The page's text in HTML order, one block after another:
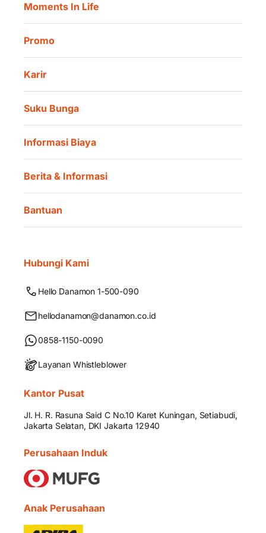
Danamon QR Merchant
Moments In Life
Promo
Karir
Suku Bunga
Informasi Biaya
Berita & Informasi
Bantuan
Hubungi Kami
Hello Danamon 1-500-090
hellodanamon@danamon.co.id
0858-1150-0090
Layanan Whistleblower
Kantor Pusat
Jl. H. R. Rasuna Said C No.10 Karet Kuningan, Setiabudi,
Jakarta Selatan, DKI Jakarta 12940
Perusahaan Induk
Anak Perusahaan